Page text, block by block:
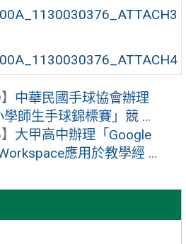
中華民國手球協會辦理
學師生手球錦標賽」競 ...
大甲高中辦理「Google
應用於教學經 ...